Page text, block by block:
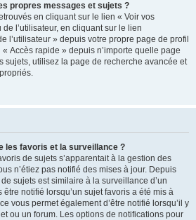
propres messages et sujets ?
en cliquant sur le lien « Voir vos
l’utilisateur, en cliquant sur le lien
l’utilisateur » depuis votre propre page de profil
Accès rapide » depuis n’importe quelle page
sujets, utilisez la page de recherche avancée et
les favoris et la surveillance ?
de sujets s’apparentait à la gestion des
n’étiez pas notifié des mises à jour. Depuis
sujets est similaire à la surveillance d’un
notifié lorsqu’un sujet favoris a été mis à
vous permet également d’être notifié lorsqu’il y
ou un forum. Les options de notifications pour